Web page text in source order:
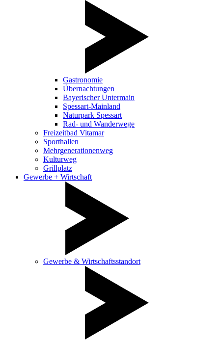
Gastronomie
Übernachtungen
Bayerischer Untermain
Spessart-Mainland
Naturpark Spessart
Rad- und Wanderwege
Freizeitbad Vitamar
Sporthallen
Mehrgenerationenweg
Kulturweg
Grillplatz
Gewerbe + Wirtschaft
Gewerbe & Wirtschaftsstandort